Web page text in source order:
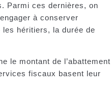
Parmi ces dernières, on
à conserver
héritiers, la durée de
le montant de l’abattement
fiscaux basent leur